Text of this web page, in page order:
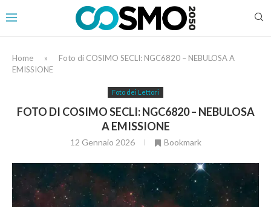
Home »
Foto di COSIMO SECLI: NGC6820 – NEBULOSA A
EMISSIONE
Foto dei Lettori
FOTO DI COSIMO SECLI: NGC6820 – NEBULOSA
A EMISSIONE
12 Gennaio 2026 Bookmark